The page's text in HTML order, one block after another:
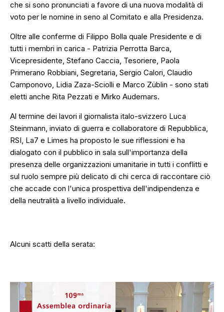
che si sono pronunciati a favore di una nuova modalità di
voto per le nomine in seno al Comitato e alla Presidenza.
Oltre alle conferme di Filippo Bolla quale Presidente e di
tutti i membri in carica - Patrizia Perrotta Barca,
Vicepresidente, Stefano Caccia, Tesoriere, Paola
Primerano Robbiani, Segretaria, Sergio Calori, Claudio
Camponovo, Lidia Zaza-Sciolli e Marco Züblin - sono stati
eletti anche Rita Pezzati e Mirko Audemars.
Al termine dei lavori il giornalista italo-svizzero Luca
Steinmann, inviato di guerra e collaboratore di Repubblica,
RSI, La7 e Limes ha proposto le sue riflessioni e ha
dialogato con il pubblico in sala sull'importanza della
presenza delle organizzazioni umanitarie in tutti i conflitti e
sul ruolo sempre più delicato di chi cerca di raccontare ciò
che accade con l'unica prospettiva dell'indipendenza e
della neutralità a livello individuale.
Alcuni scatti della serata: